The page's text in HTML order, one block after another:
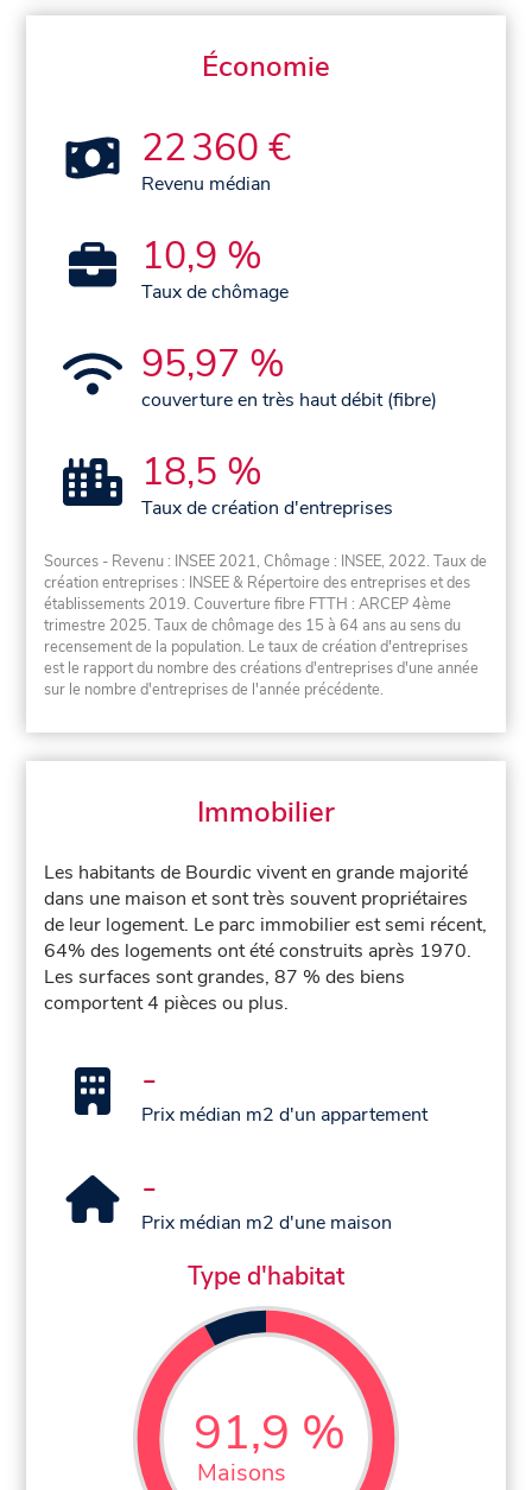
Économie
22 360 €
Revenu médian
10,9 %
Taux de chômage
95,97 %
couverture en très haut débit (fibre)
18,5 %
Taux de création d'entreprises
Sources - Revenu : INSEE 2021, Chômage : INSEE, 2022. Taux de
création entreprises : INSEE & Répertoire des entreprises et des
établissements 2019. Couverture fibre FTTH : ARCEP 4ème
trimestre 2025. Taux de chômage des 15 à 64 ans au sens du
recensement de la population. Le taux de création d'entreprises
est le rapport du nombre des créations d'entreprises d'une année
sur le nombre d'entreprises de l'année précédente.
Immobilier
Les habitants de Bourdic vivent en grande majorité
dans une maison et sont très souvent propriétaires
de leur logement. Le parc immobilier est semi récent,
64% des logements ont été construits après 1970.
Les surfaces sont grandes, 87 % des biens
comportent 4 pièces ou plus.
-
Prix médian m2 d'un appartement
-
Prix médian m2 d'une maison
Type d'habitat
91,9 %
Maisons